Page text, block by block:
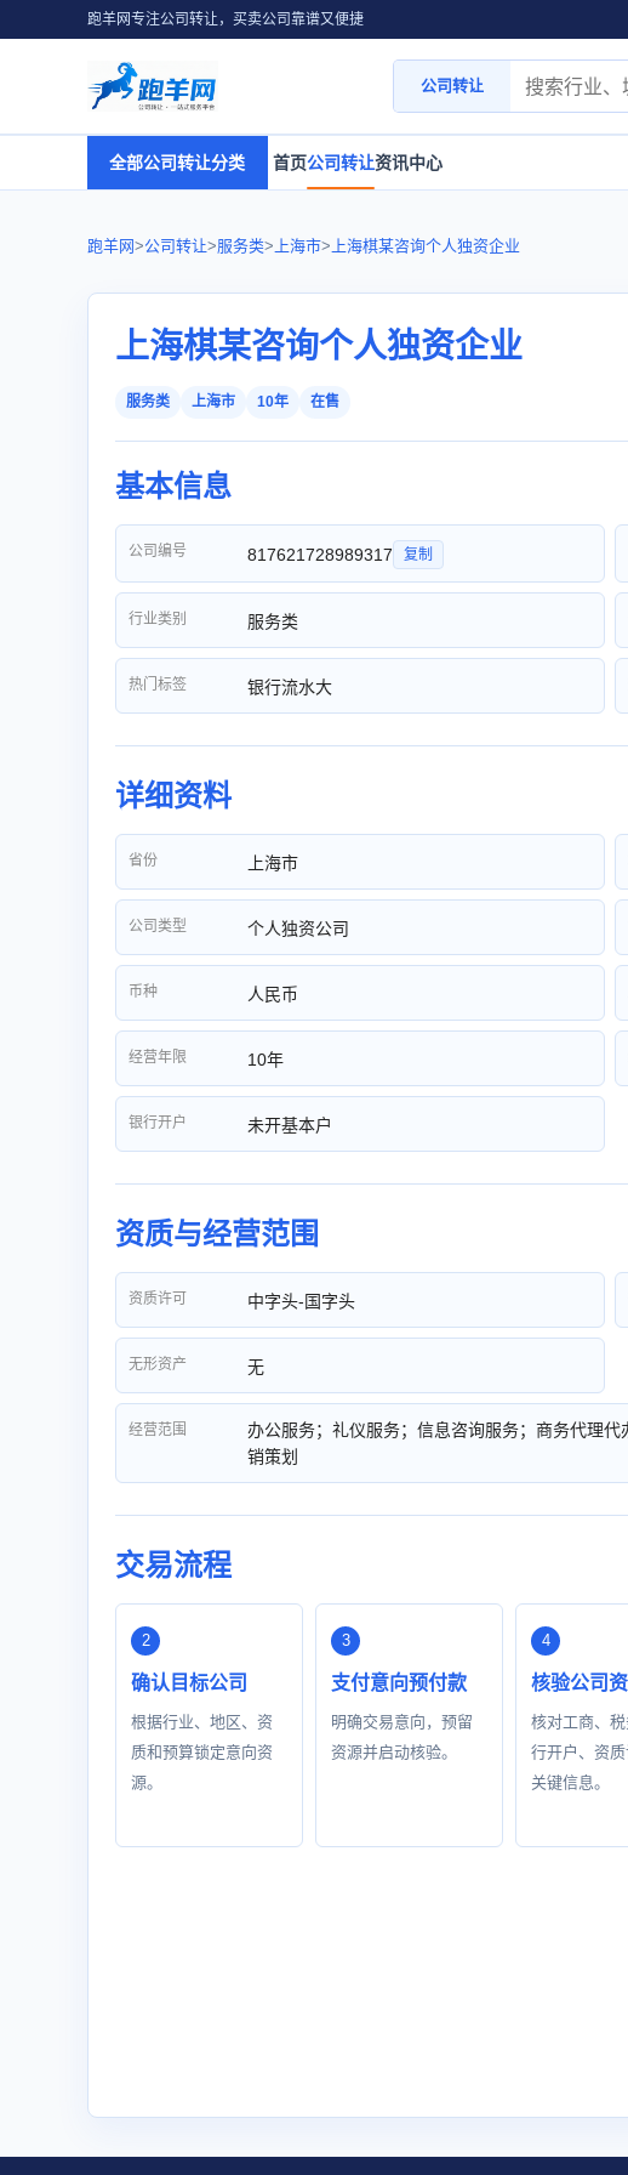
跑羊网专注公司转让，买卖公司靠谱又便捷
公司转让
全部公司转让分类 首页公司转让资讯中心
跑羊网>公司转让>服务类> 上海市> 上海棋某咨询个人独资企业
上海棋某咨询个人独资企业
服务类 上海市 10年 在售
基本信息
公司编号 817621728989317 复制
行业类别 服务类
热门标签 银行流水大
详细资料
省份 上海市
公司类型 个人独资公司
币种 人民币
经营年限 10年
银行开户 未开基本户
资质与经营范围
资质许可 中字头-国字头
无形资产 无
经营范围
办公服务；礼仪服务；信息咨询服务；商务代理
销策划
交易流程
确认目标公司
根据行业、地区、资
质和预算锁定意向资
源。
支付意向预付款
明确交易意向，预留
资源并启动核验。
核验公司
核对工商、
行开户、资
关键信息。